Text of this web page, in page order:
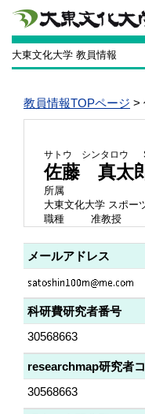
大東文化大学 教員情報
教員情報TOPページ >
サトウ シンタロウ
佐藤 真太
所属
大東文化大学 スポー
職種
准教授
メールアドレス
科研費研究者番号
30568663
researchmap研究者
30568663